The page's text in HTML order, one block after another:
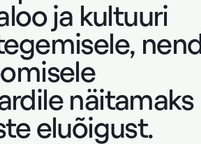
ja kultuuri
näitamaks
eluõigust.